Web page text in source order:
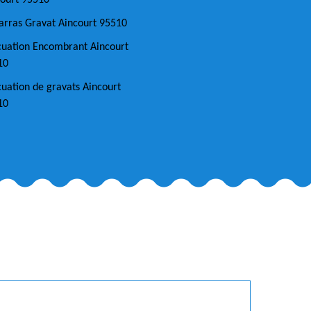
Gravat Aincourt 95510
Encombrant Aincourt
de gravats Aincourt